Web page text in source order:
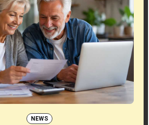
NEWS